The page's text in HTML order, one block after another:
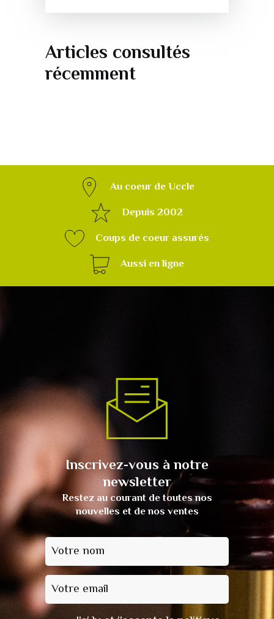
Articles consultés
récemment
Au coeur de Uccle
Depuis 2002
Coups de coeur assurés
Aussi en ligne
Inscrivez-vous à notre
newsletter
Restez au courant de toutes nos
nouvelles et de nos ventes
Votre nom
Votre email